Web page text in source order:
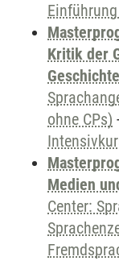
Kritik der
Geschichte
ohne CPs)
Medien
Center: